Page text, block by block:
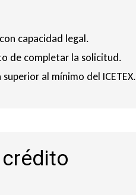
capacidad legal.
de completar la solicitud.
al mínimo del ICETEX.